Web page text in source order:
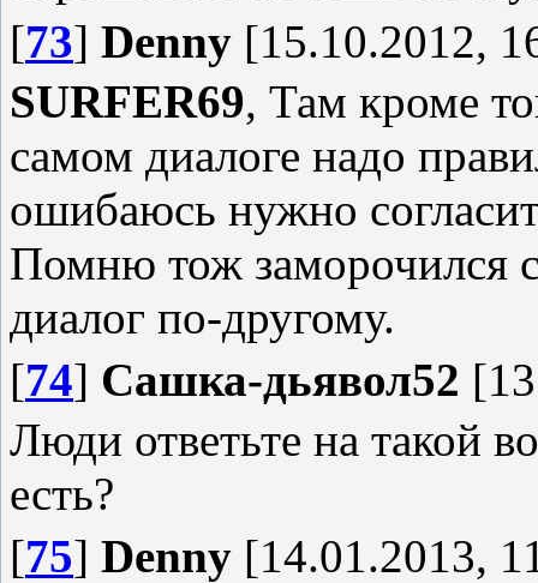
[73] Denny [15.10.2012,
SURFER69, Там кроме
самом диалоге надо
ошибаюсь нужно
Помню тож заморочился
диалог по-другому.
[74] Сашка-дьявол52
Люди ответьте на такой
есть?
[75] Denny [14.01.2013,